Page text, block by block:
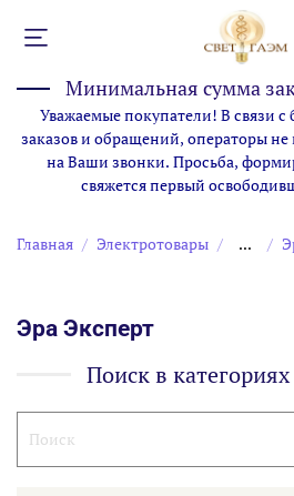
Минимальная сумма
Уважаемые покупатели! В связи
заказов и обращений, операторы не
на Ваши звонки. Просьба,
свяжется первый
Главная Электротовары ...
Эра Эксперт
Поиск в